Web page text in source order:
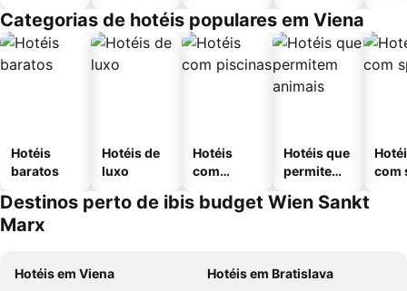
Categorias de hotéis populares em Viena
Hotéis
baratos
Hotéis de
luxo
Hotéis
com
Hotéis que
permitem
com
Destinos perto de ibis budget Wien Sankt
Marx
Hotéis em Viena
Hotéis em Bratislava